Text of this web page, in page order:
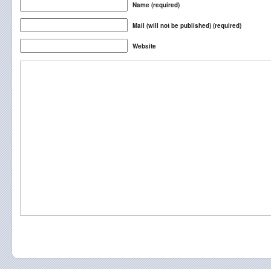
Name (required)
Mail (will not be published) (required)
Website